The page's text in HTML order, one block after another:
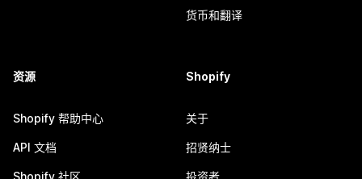
货币和翻译
资源
Shopify 帮助中心
API 文档
Shopify
关于
招贤纳士